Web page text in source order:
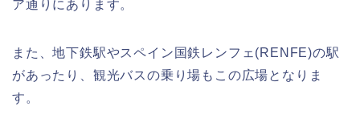
ア通りにあります。
また、地下鉄駅やスペイン国鉄レンフェ(RENFE)の駅
があったり、観光バスの乗り場もこの広場となりま
す。